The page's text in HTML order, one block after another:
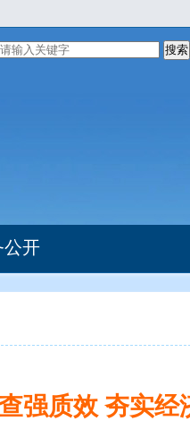
搜索
公开
文件
强质效 夯实